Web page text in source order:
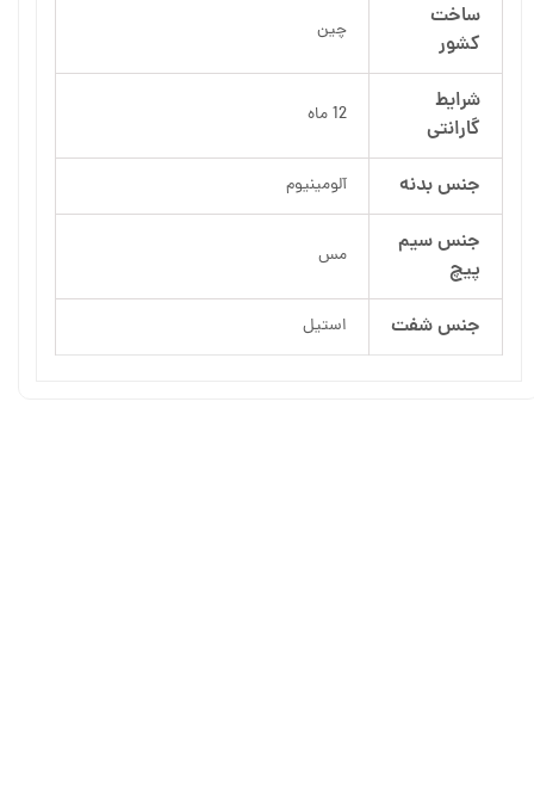
ساخت
کشور
چین
شرایط
گارانتی
12 ماه
جنس بدنه آلومینیوم
جنس سیم
پیچ
مس
جنس شفت استیل